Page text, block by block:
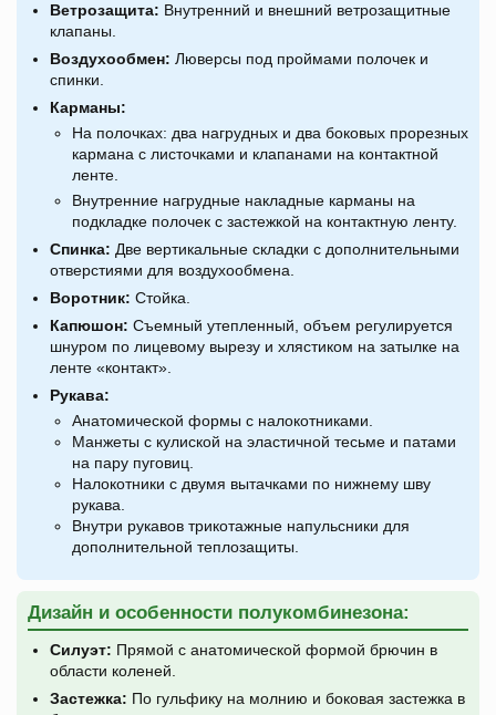
Ветрозащита: Внутренний и внешний ветрозащитные
клапаны.
Воздухообмен: Люверсы под проймами полочек и
спинки.
Карманы:
На полочках: два нагрудных и два боковых прорезных
кармана с листочками и клапанами на контактной
ленте.
Внутренние нагрудные накладные карманы на
подкладке полочек с застежкой на контактную ленту.
Спинка: Две вертикальные складки с дополнительными
отверстиями для воздухообмена.
Воротник: Стойка.
Капюшон: Съемный утепленный, объем регулируется
шнуром по лицевому вырезу и хлястиком на затылке на
ленте «контакт».
Рукава:
Анатомической формы с налокотниками.
Манжеты с кулиской на эластичной тесьме и патами
на пару пуговиц.
Налокотники с двумя вытачками по нижнему шву
рукава.
Внутри рукавов трикотажные напульсники для
дополнительной теплозащиты.
Дизайн и особенности полукомбинезона:
Силуэт: Прямой с анатомической формой брючин в
области коленей.
Застежка: По гульфику на молнию и боковая застежка в